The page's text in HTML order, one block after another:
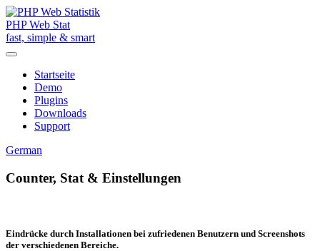
PHP Web Stat
fast, simple & smart
Startseite
Demo
Plugins
Downloads
Support
German
Counter, Stat & Einstellungen
Eindrücke durch Installationen bei zufriedenen Benutzern und Screenshots
der verschiedenen Bereiche.